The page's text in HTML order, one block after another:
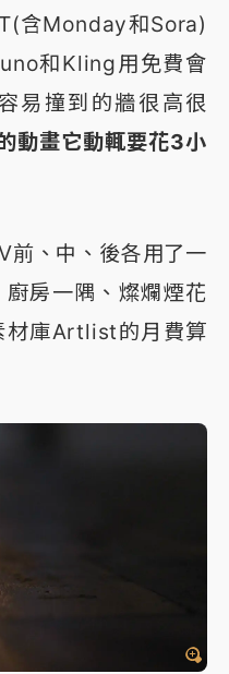
含Monday和Sora)
和Kling用免費會
易撞到的牆很高很
動畫它動輒要花3小
前、中、後各用了一
房一隅、燦爛煙花
材庫Artlist的月費算